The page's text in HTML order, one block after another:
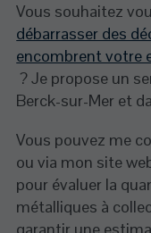
Vous souhaitez
débarrasser des
encombrent votre
? Je propose un
Berck-sur-Mer et
Vous pouvez me
ou via mon site
pour évaluer la
métalliques à
garantir une